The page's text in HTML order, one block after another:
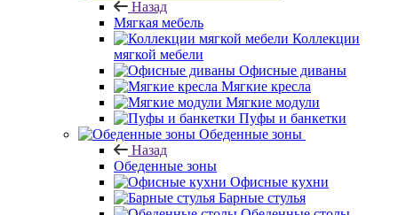
Назад
Мягкая мебель
Коллекции
мягкой мебели
Офисные диваны
Мягкие кресла
Мягкие модули
Пуфы и банкетки
Обеденные зоны
Назад
Обеденные зоны
Офисные кухни
Барные стулья